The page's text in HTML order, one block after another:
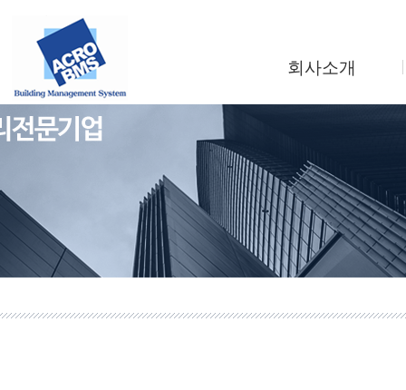
회사소개
조직도
사업소개
찾아오시는길